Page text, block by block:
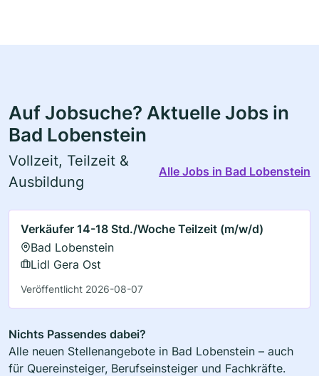
Auf Jobsuche? Aktuelle Jobs in
Bad Lobenstein
Vollzeit, Teilzeit &
Ausbildung
Alle Jobs in Bad Lobenstein
Verkäufer 14-18 Std./Woche Teilzeit (m/w/d)
Bad Lobenstein
Lidl Gera Ost
Veröffentlicht 2026-08-07
Nichts Passendes dabei?
Alle neuen Stellenangebote in Bad Lobenstein – auch
für Quereinsteiger, Berufseinsteiger und Fachkräfte.